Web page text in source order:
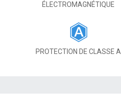
ÉLECTROMAGNÉTIQUE
PROTECTION DE CLASSE A